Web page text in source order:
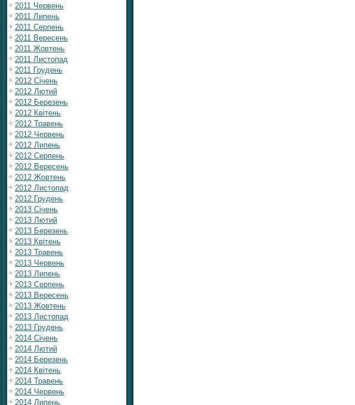
2011 Червень
2011 Липень
2011 Серпень
2011 Вересень
2011 Жовтень
2011 Листопад
2011 Грудень
2012 Січень
2012 Лютий
2012 Березень
2012 Квітень
2012 Травень
2012 Червень
2012 Липень
2012 Серпень
2012 Вересень
2012 Жовтень
2012 Листопад
2012 Грудень
2013 Січень
2013 Лютий
2013 Березень
2013 Квітень
2013 Травень
2013 Червень
2013 Липень
2013 Серпень
2013 Вересень
2013 Жовтень
2013 Листопад
2013 Грудень
2014 Січень
2014 Лютий
2014 Березень
2014 Квітень
2014 Травень
2014 Червень
2014 Липень